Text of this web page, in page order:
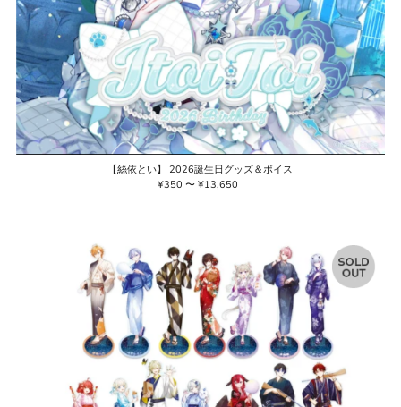
【絲依とい】 2026誕生日グッズ＆ボイス
通
¥350 〜 ¥13,650